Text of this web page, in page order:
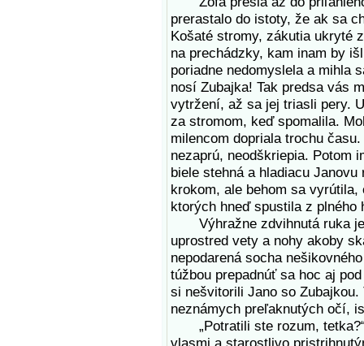
prerastalo do istoty, že ak sa
Košaté stromy, zákutia ukryté
na prechádzky, kam inam by
poriadne nedomyslela a mihla
nosí Zubajka! Tak predsa vás
vytržení, až sa jej triasli pery.
za stromom, keď spomalila.
milencom dopriala trochu
nezaprú, neodškriepia. Potom
biele stehná a hladiacu
krokom, ale behom sa
ktorých hneď spustila z plného
Výhražne zdvihnutá ruka
uprostred vety a nohy akoby
nepodarená socha
túžbou prepadnúť sa hoc aj
si nešvitorili Jano so Zubajkou.
neznámych preľaknutých očí,
„Potratili ste rozum, tetka?“
vlasmi a starostlivo